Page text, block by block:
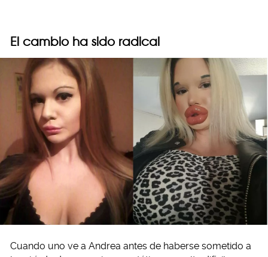
El cambio ha sido radical
Cuando uno ve a Andrea antes de haberse sometido a